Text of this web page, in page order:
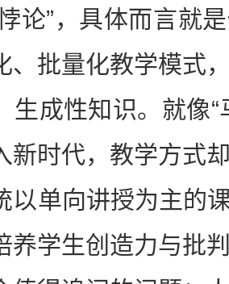
论”，具体而言就
、批量化教学模式
生成性知识。就像
新时代，教学方式
以单向讲授为主的
养学生创造力与批